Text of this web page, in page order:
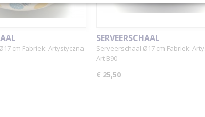
cm Fabriek: Artystyczna
SERVEERSCHAAL
Serveerschaal Ø17 cm Fabriek:
Art B90
€ 25,50